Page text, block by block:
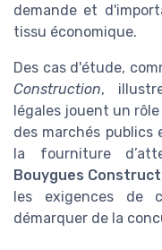
demande et
tissu économique.
Des cas d'étude,
Construction,
légales jouent un
des marchés
la fourniture
Bouygues
les exigences de
démarquer de la